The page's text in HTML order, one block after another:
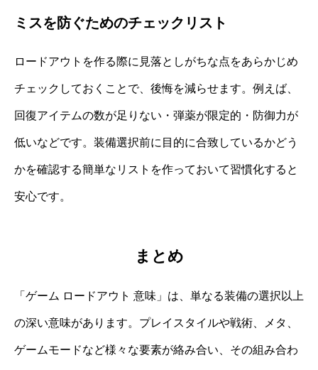
ミスを防ぐためのチェックリスト
ロードアウトを作る際に見落としがちな点をあらかじめ
チェックしておくことで、後悔を減らせます。例えば、
回復アイテムの数が足りない・弾薬が限定的・防御力が
低いなどです。装備選択前に目的に合致しているかどう
かを確認する簡単なリストを作っておいて習慣化すると
安心です。
まとめ
「ゲーム ロードアウト 意味」は、単なる装備の選択以上
の深い意味があります。プレイスタイルや戦術、メタ、
ゲームモードなど様々な要素が絡み合い、その組み合わ